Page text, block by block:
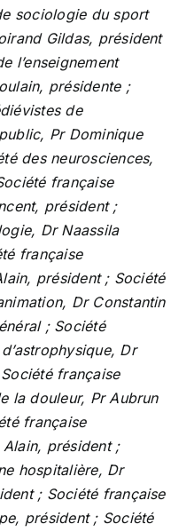
sociologie du sport
Gildas, président
l’enseignement
présidente ;
de
Pr Dominique
des neurosciences,
française
président ;
Dr Naassila
française
président ; Société
Dr Constantin
; Société
Dr
française
la douleur, Pr Aubrun
française
Alain, président ;
hospitalière, Dr
; Société française
président ; Société